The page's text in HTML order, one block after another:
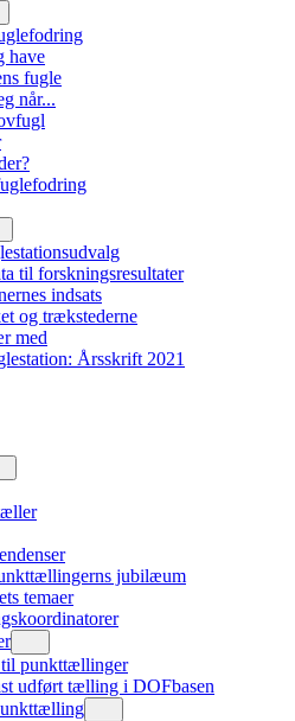
have
fugle
når...
til forskningsresultater
indsats
og trækstederne
med
Årsskrift 2021
jubilæum
temaer
punkttællinger
udført tælling i DOFbasen